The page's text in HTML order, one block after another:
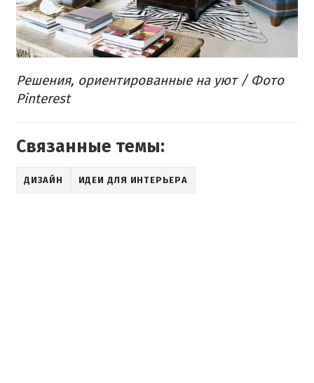
Решения, ориентированные науют/ Фото
Pinterest
Связанные темы:
ДИЗАЙН ИДЕИ ДЛЯ ИНТЕРЬЕРА